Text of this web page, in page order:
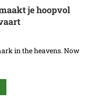
je hoopvol
in the heavens. Now